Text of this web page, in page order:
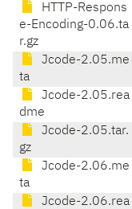
HTTP-Respons
e-Encoding-0.06.ta
r.gz
Jcode-2.05.me
ta
Jcode-2.05.rea
dme
Jcode-2.05.tar.
gz
Jcode-2.06.me
ta
Jcode-2.06.rea